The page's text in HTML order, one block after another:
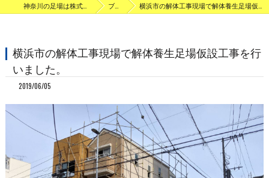
神奈川の足場は株式会社副島架設 ブログ 横浜市の解体工事現場で解体養生足場仮設工事を行いました。
横浜市の解体工事現場で解体養生足場仮設工事を行
いました。
2019/06/05